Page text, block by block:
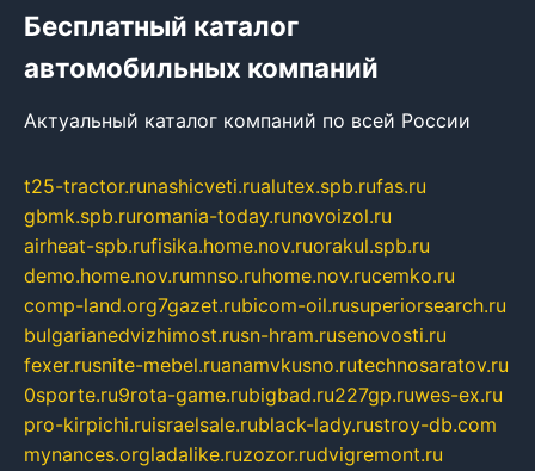
Бесплатный каталог
автомобильных компаний
Актуальный каталог компаний по всей России
t25-tractor.runashicveti.rualutex.spb.rufas.ru
gbmk.spb.ruromania-today.runovoizol.ru
airheat-spb.rufisika.home.nov.ruorakul.spb.ru
demo.home.nov.rumnso.ruhome.nov.rucemko.ru
comp-land.org7gazet.rubicom-oil.rusuperiorsearch.ru
bulgarianedvizhimost.rusn-hram.rusenovosti.ru
fexer.rusnite-mebel.ruanamvkusno.rutechnosaratov.ru
0sporte.ru9rota-game.rubigbad.ru227gp.ruwes-ex.ru
pro-kirpichi.ruisraelsale.rublack-lady.rustroy-db.com
mynances.orgladalike.ruzozor.rudvigremont.ru